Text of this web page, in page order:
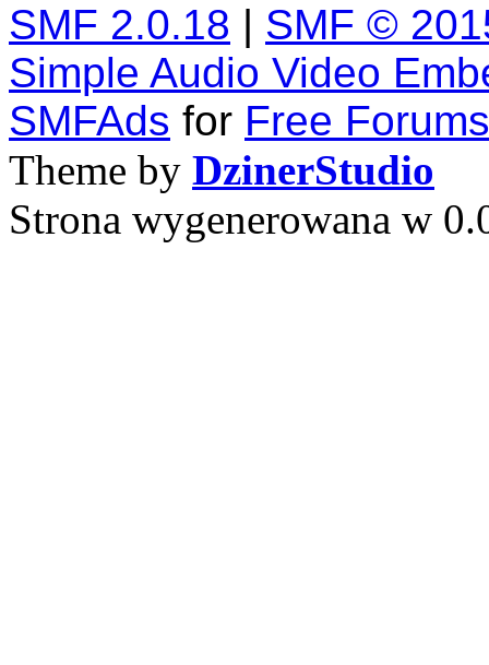
SMF 2.0.18 | SMF ©
Simple Audio Video
SMFAds for Free Forums
Theme by DzinerStudio
Strona wygenerowana w